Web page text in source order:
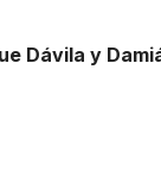
Dávila y